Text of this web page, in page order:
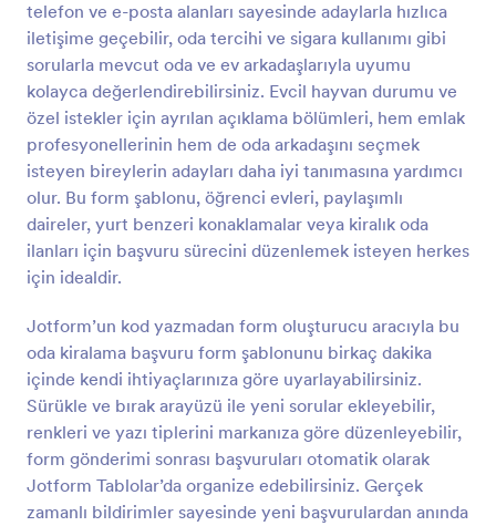
telefon ve e-posta alanları sayesinde adaylarla hızlıca
iletişime geçebilir, oda tercihi ve sigara kullanımı gibi
sorularla mevcut oda ve ev arkadaşlarıyla uyumu
kolayca değerlendirebilirsiniz. Evcil hayvan durumu ve
özel istekler için ayrılan açıklama bölümleri, hem emlak
profesyonellerinin hem de oda arkadaşını seçmek
isteyen bireylerin adayları daha iyi tanımasına yardımcı
olur. Bu form şablonu, öğrenci evleri, paylaşımlı
daireler, yurt benzeri konaklamalar veya kiralık oda
ilanları için başvuru sürecini düzenlemek isteyen herkes
için idealdir.
Jotform’un kod yazmadan form oluşturucu aracıyla bu
oda kiralama başvuru form şablonunu birkaç dakika
içinde kendi ihtiyaçlarınıza göre uyarlayabilirsiniz.
Sürükle ve bırak arayüzü ile yeni sorular ekleyebilir,
renkleri ve yazı tiplerini markanıza göre düzenleyebilir,
form gönderimi sonrası başvuruları otomatik olarak
Jotform Tablolar’da organize edebilirsiniz. Gerçek
zamanlı bildirimler sayesinde yeni başvurulardan anında
Araç Kiralama Sözleşmesi Örneği
GBH